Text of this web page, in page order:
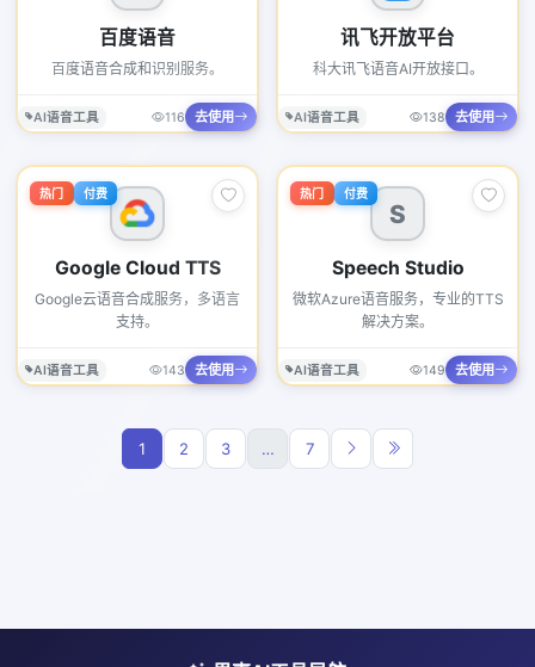
百度语音
百度语音合成和识别服务。
AI语音工具 116 去使用
讯飞开放平台
科大讯飞语音AI开放接口。
AI语音工具 138 去使用
热门 付费
Google Cloud TTS
Google云语音合成服务，多语言
支持。
AI语音工具 143 去使用
S
热门 付费
Speech Studio
微软Azure语音服务，专业的TTS
解决方案。
AI语音工具 149 去使用
1 2 3 … 7